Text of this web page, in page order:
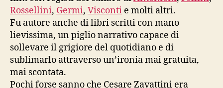
Rossellini, Germi, Visconti e molti altri.
Fu autore anche di libri scritti con mano
lievissima, un piglio narrativo capace di
sollevare il grigiore del quotidiano e di
sublimarlo attraverso un’ironia mai gratuita,
mai scontata.
Pochi forse sanno che Cesare Zavattini era